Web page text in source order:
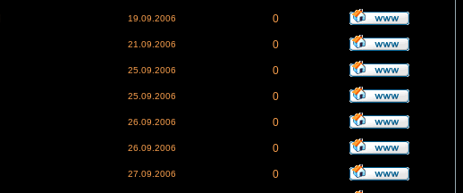
19.09.2006 0
21.09.2006 0
25.09.2006 0
25.09.2006 0
26.09.2006 0
26.09.2006 0
27.09.2006 0